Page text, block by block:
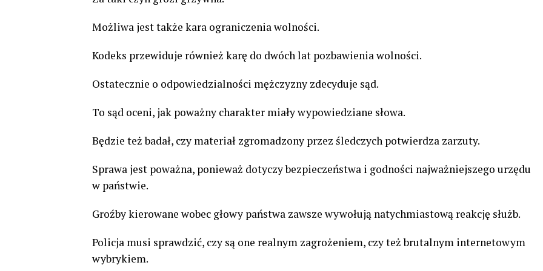
Możliwa jest także kara ograniczenia wolności.
Kodeks przewiduje również karę do dwóch lat pozbawienia wolności.
Ostatecznie o odpowiedzialności mężczyzny zdecyduje sąd.
To sąd oceni, jak poważny charakter miały wypowiedziane słowa.
Będzie też badał, czy materiał zgromadzony przez śledczych potwierdza zarzuty.
Sprawa jest poważna, ponieważ dotyczy bezpieczeństwa i godności najważniejszego urzędu
w państwie.
Groźby kierowane wobec głowy państwa zawsze wywołują natychmiastową reakcję służb.
Policja musi sprawdzić, czy są one realnym zagrożeniem, czy też brutalnym internetowym
wybrykiem.